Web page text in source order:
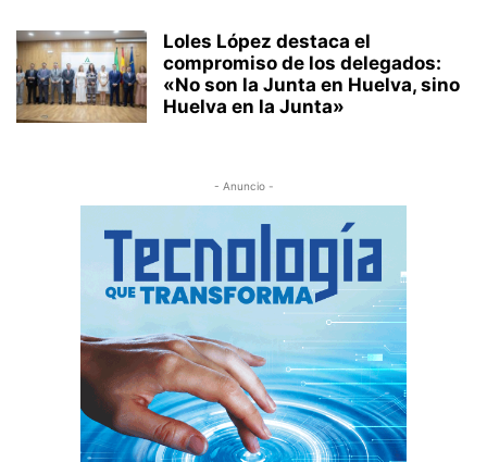
Loles López destaca el
compromiso de los delegados:
«No son la Junta en Huelva, sino
Huelva en la Junta»
- Anuncio -